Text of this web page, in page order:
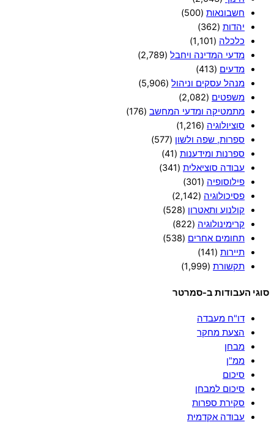
חשבונאות (500)
יהדות (362)
כלכלה (1,101)
מדעי המדינה ויחבל (2,789)
מדעים (413)
מנהל עסקים וניהול (5,906)
משפטים (2,082)
מתמטיקה ומדעי המחשב (176)
סוציולוגיה (1,216)
ספרות, שפה ולשון (577)
ספרנות ומידענות (41)
עבודה סוציאלית (341)
פילוסופיה (301)
פסיכולוגיה (2,142)
קולנוע ותאטרון (528)
קרימינולוגיה (822)
תחומים אחרים (538)
תיירות (141)
תקשורת (1,999)
סוגי העבודות ב-סמרטר
דו"ח מעבדה
הצעת מחקר
מבחן
ממ"ן
סיכום
סיכום למבחן
סקירת ספרות
עבודה אקדמית